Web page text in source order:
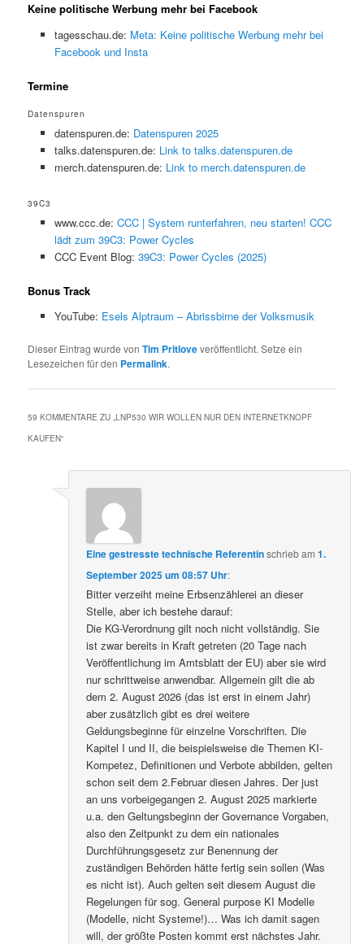
Keine politische Werbung mehr bei Facebook
tagesschau.de: Meta: Keine politische Werbung mehr bei
Facebook und Insta
Termine
Datenspuren
datenspuren.de: Datenspuren 2025
talks.datenspuren.de: Link to talks.datenspuren.de
merch.datenspuren.de: Link to merch.datenspuren.de
39C3
www.ccc.de: CCC | System runterfahren, neu starten! CCC
lädt zum 39C3: Power Cycles
CCC Event Blog: 39C3: Power Cycles (2025)
Bonus Track
YouTube: Esels Alptraum – Abrissbirne der Volksmusik
Dieser Eintrag wurde vonTim Pritloveveröffentlicht. Setze ein
Lesezeichen für den Permalink.
59 KOMMENTARE ZU „LNP530 WIR WOLLEN NUR DEN INTERNETKNOPF
KAUFEN“
Eine gestresste technische Referentinschriebam1.
September 2025 um 08:57 Uhr:
Bitter verzeiht meine Erbsenzählerei an dieser
Stelle, aber ich bestehe darauf:
Die KG-Verordnung gilt noch nicht vollständig. Sie
ist zwar bereits in Kraft getreten (20 Tage nach
Veröffentlichung im Amtsblatt der EU) aber sie wird
nur schrittweise anwendbar. Allgemein gilt die ab
dem 2. August 2026 (das ist erst in einem Jahr)
aber zusätzlich gibt es drei weitere
Geldungsbeginne für einzelne Vorschriften. Die
Kapitel I und II, die beispielsweise die Themen KI-
Kompetez, Definitionen und Verbote abbilden, gelten
schon seit dem 2.Februar diesen Jahres. Der just
an uns vorbeigegangen 2. August 2025 markierte
u.a. den Geltungsbeginn der Governance Vorgaben,
also den Zeitpunkt zu dem ein nationales
Durchführungsgesetz zur Benennung der
zuständigen Behörden hätte fertig sein sollen (Was
es nicht ist). Auch gelten seit diesem August die
Regelungen für sog. General purpose KI Modelle
(Modelle, nicht Systeme!)… Was ich damit sagen
will, der größte Posten kommt erst nächstes Jahr.